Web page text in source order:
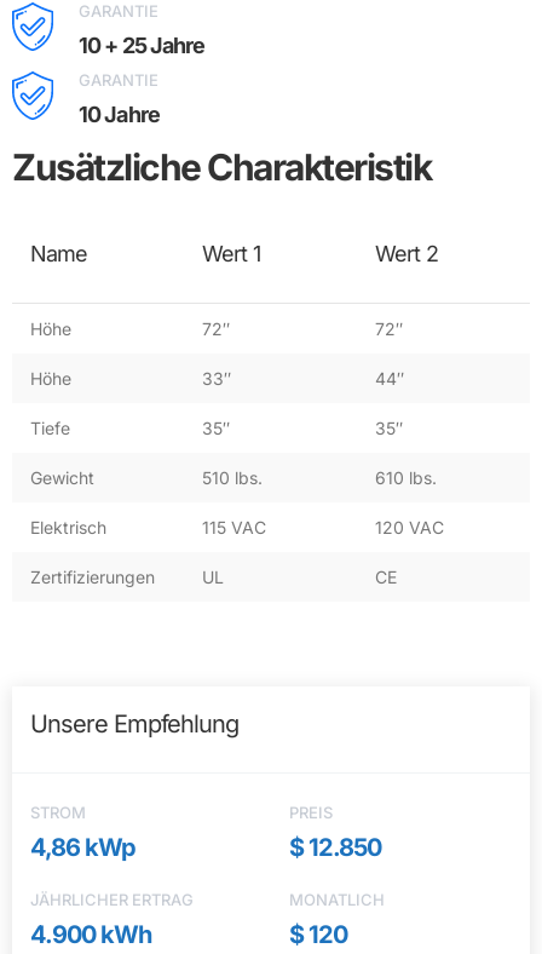
GARANTIE
10 + 25 Jahre
GARANTIE
10 Jahre
Zusätzliche Charakteristik
Name Wert 1 Wert 2
Höhe 72″ 72″
Höhe 33″ 44″
Tiefe 35″ 35″
Gewicht 510 lbs. 610 lbs.
Elektrisch 115 VAC 120 VAC
Zertifizierungen UL CE
Unsere Empfehlung
STROM
4,86 kWp
PREIS
$ 12.850
JÄHRLICHER ERTRAG
4.900 kWh
MONATLICH
$ 120